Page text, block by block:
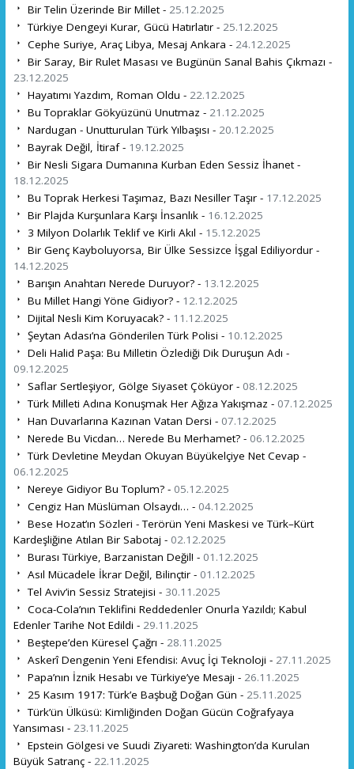
Bir Telin Üzerinde Bir Millet - 25.12.2025
Türkiye Dengeyi Kurar, Gücü Hatırlatır - 25.12.2025
Cephe Suriye, Araç Libya, Mesaj Ankara - 24.12.2025
Bir Saray, Bir Rulet Masası ve Bugünün Sanal Bahis Çıkmazı -
23.12.2025
Hayatımı Yazdım, Roman Oldu - 22.12.2025
Bu Topraklar Gökyüzünü Unutmaz - 21.12.2025
Nardugan - Unutturulan Türk Yılbaşısı - 20.12.2025
Bayrak Değil, İtiraf - 19.12.2025
Bir Nesli Sigara Dumanına Kurban Eden Sessiz İhanet -
18.12.2025
Bu Toprak Herkesi Taşımaz, Bazı Nesiller Taşır - 17.12.2025
Bir Plajda Kurşunlara Karşı İnsanlık - 16.12.2025
3 Milyon Dolarlık Teklif ve Kirli Akıl - 15.12.2025
Bir Genç Kayboluyorsa, Bir Ülke Sessizce İşgal Ediliyordur -
14.12.2025
Barışın Anahtarı Nerede Duruyor? - 13.12.2025
Bu Millet Hangi Yöne Gidiyor? - 12.12.2025
Dijital Nesli Kim Koruyacak? - 11.12.2025
Şeytan Adası’na Gönderilen Türk Polisi - 10.12.2025
Deli Halid Paşa: Bu Milletin Özlediği Dik Duruşun Adı -
09.12.2025
Saflar Sertleşiyor, Gölge Siyaset Çöküyor - 08.12.2025
Türk Milleti Adına Konuşmak Her Ağıza Yakışmaz - 07.12.2025
Han Duvarlarına Kazınan Vatan Dersi - 07.12.2025
Nerede Bu Vicdan… Nerede Bu Merhamet? - 06.12.2025
Türk Devletine Meydan Okuyan Büyükelçiye Net Cevap -
06.12.2025
Nereye Gidiyor Bu Toplum? - 05.12.2025
Cengiz Han Müslüman Olsaydı… - 04.12.2025
Bese Hozat’ın Sözleri - Terörün Yeni Maskesi ve Türk–Kürt
Kardeşliğine Atılan Bir Sabotaj - 02.12.2025
Burası Türkiye, Barzanistan Değil! - 01.12.2025
Asıl Mücadele İkrar Değil, Bilinçtir - 01.12.2025
Tel Aviv’in Sessiz Stratejisi - 30.11.2025
Coca-Cola’nın Teklifini Reddedenler Onurla Yazıldı; Kabul
Edenler Tarihe Not Edildi - 29.11.2025
Beştepe’den Küresel Çağrı - 28.11.2025
Askerî Dengenin Yeni Efendisi: Avuç İçi Teknoloji - 27.11.2025
Papa’nın İznik Hesabı ve Türkiye’ye Mesajı - 26.11.2025
25 Kasım 1917: Türk’e Başbuğ Doğan Gün - 25.11.2025
Türk’ün Ülküsü: Kimliğinden Doğan Gücün Coğrafyaya
Yansıması - 23.11.2025
Epstein Gölgesi ve Suudi Ziyareti: Washington’da Kurulan
Büyük Satranç - 22.11.2025